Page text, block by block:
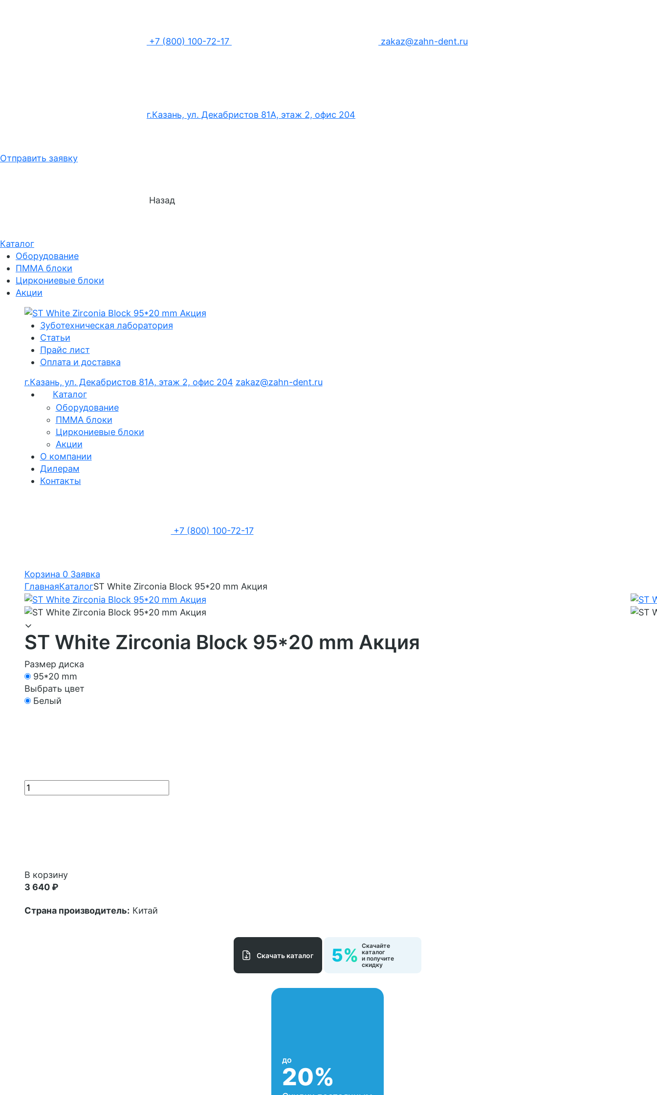
+7 (800) 100-72-17 zakaz@zahn-dent.ru
г.Казань, ул. Декабристов 81А, этаж 2, офис 204
Отправить заявку
Назад
Каталог
Оборудование
ПММА блоки
Циркониевые блоки
Акции
Зуботехническая лаборатория
Статьи
Прайс лист
Оплата и доставка
г.Казань, ул. Декабристов 81А, этаж 2, офис 204 zakaz@zahn-dent.ru
Каталог
Оборудование
ПММА блоки
Циркониевые блоки
Акции
О компании
Дилерам
Контакты
+7 (800) 100-72-17
Корзина 0 Заявка
ГлавнаяКаталогST White Zirconia Block 95*20 mm Акция
ST White Zirconia Block 95*20 mm Акция
Размер диска
95*20 mm
Выбрать цвет
Белый
В корзину
3 640 ₽
Страна производитель: Китай
Cкачать каталог 5% Скачайте
каталог
и получите
скидку
до
20%